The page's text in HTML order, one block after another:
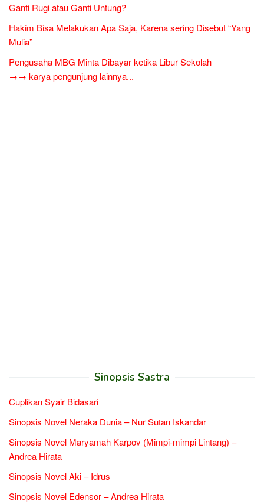
Ganti Rugi atau Ganti Untung?
Hakim Bisa Melakukan Apa Saja, Karena sering Disebut “Yang
Mulia”
Pengusaha MBG Minta Dibayar ketika Libur Sekolah
→→ karya pengunjung lainnya...
Sinopsis Sastra
Cuplikan Syair Bidasari
Sinopsis Novel Neraka Dunia – Nur Sutan Iskandar
Sinopsis Novel Maryamah Karpov (Mimpi-mimpi Lintang) –
Andrea Hirata
Sinopsis Novel Aki – Idrus
Sinopsis Novel Edensor – Andrea Hirata